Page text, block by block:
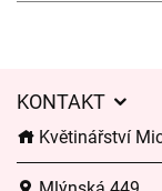
KONTAKT
Květinářství